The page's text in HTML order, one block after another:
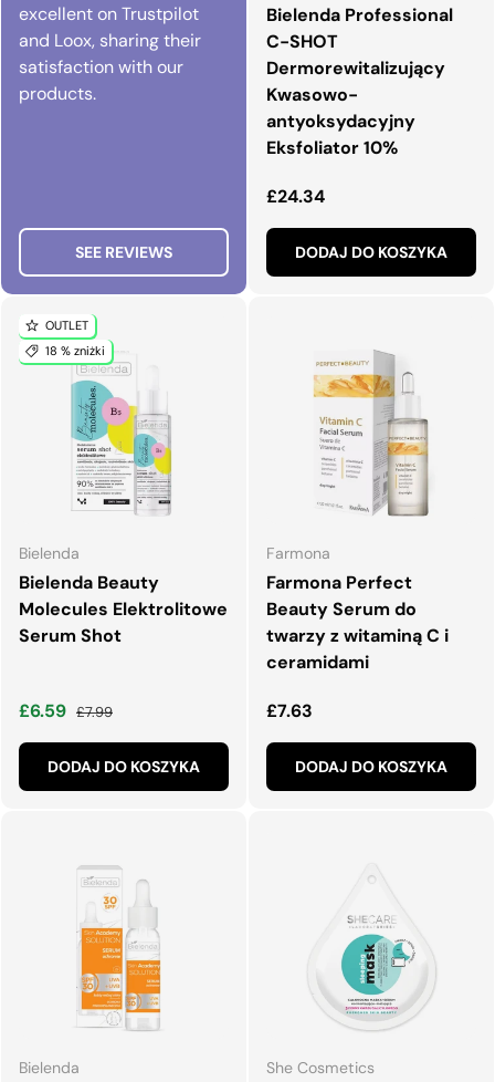
excellent on Trustpilot
and Loox, sharing their
satisfaction with our
products.
SEE REVIEWS
Bielenda Professional
C-SHOT
Dermorewitalizujący
Kwasowo-
antyoksydacyjny
Eksfoliator 10%
Normalna cena
£24.34
DODAJ DO KOSZYKA
OUTLET
18 % zniżki
Bielenda
Bielenda Beauty
Molecules Elektrolitowe
Serum Shot
Cena wyprzedaży
£6.59 Normalna cena
£7.99
DODAJ DO KOSZYKA
Farmona
Farmona Perfect
Beauty Serum do
twarzy z witaminą C i
ceramidami
Normalna cena
£7.63
DODAJ DO KOSZYKA
Bielenda She Cosmetics